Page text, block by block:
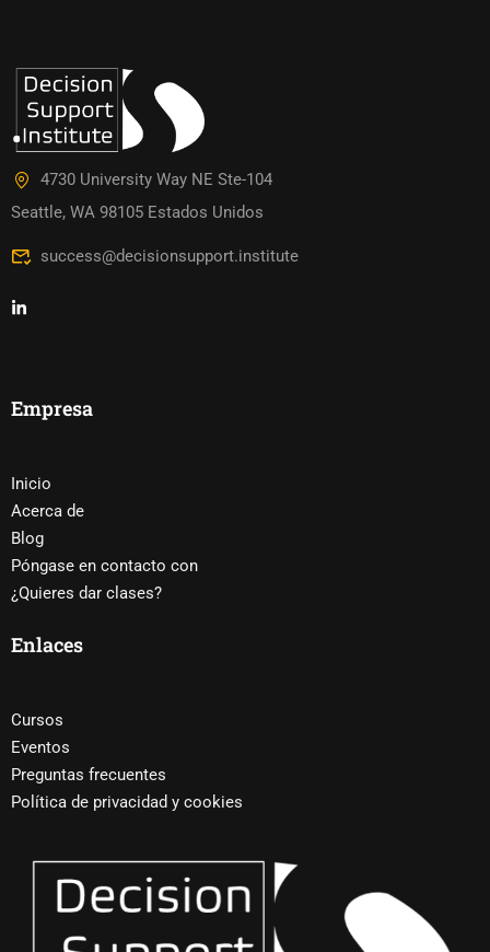
4730 University Way NE Ste-104
Seattle, WA 98105 Estados Unidos
success@decisionsupport.institute
Empresa
Inicio
Acerca de
Blog
Póngase en contacto con
¿Quieres dar clases?
Enlaces
Cursos
Eventos
Preguntas frecuentes
Política de privacidad y cookies